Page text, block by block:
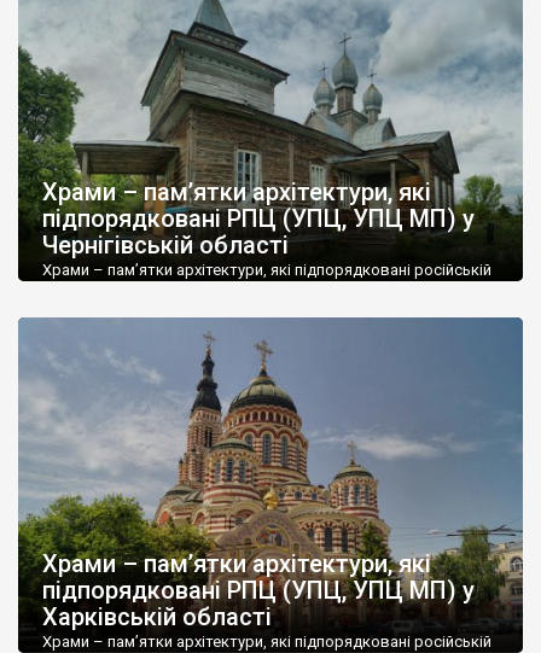
Херсонський Різдва Богородиці, м кін 18 ст. 3 Херсон
Херсонський Миколаївська, […]
Храми – пам’ятки архітектури, які
підпорядковані РПЦ (УПЦ, УПЦ МП) у
Чернігівській області
Храми – пам’ятки архітектури, які підпорядковані російській
області. Усі ці храми є в переліках парафій на офіційному сайті
РПЦ. Скорочення у таблиці: матеріал: д – дерев’яний, м –
мурований; значення: н – національне, м – місцеве Якщо ви
переглядаєте із телефону, щоб побачити крайні колонки –
тягніть праворуч. […]
Храми – пам’ятки архітектури, які
підпорядковані РПЦ (УПЦ, УПЦ МП) у
Харківській області
Храми – пам’ятки архітектури, які підпорядковані російській